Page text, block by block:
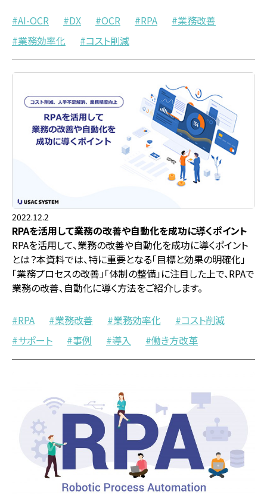
AI-OCR DX OCR RPA
業務改善
業務効率化
コスト削減
2022.12.2
RPAを活用して業務の改善や自動化を成功に導くポイント
RPAを活用して、業務の改善や自動化を成功に導くポイント
とは？本資料では、特に重要となる「目標と効果の明確化」
「業務プロセスの改善」「体制の整備」に注目した上で、RPAで
業務の改善、自動化に導く方法をご紹介します。
RPA 業務改善 業務効率化
コスト削減
サポート
事例 導入 働き方改革